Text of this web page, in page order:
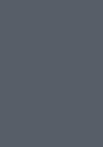
οι
για τους